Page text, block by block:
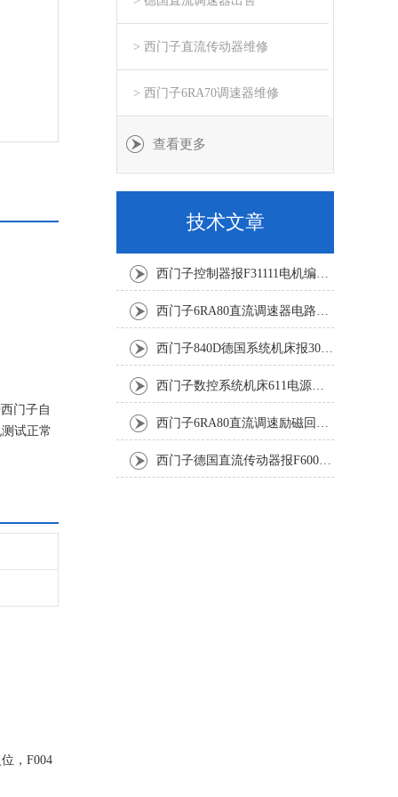
门子自
试正常
，F004
> 西门子直流传动器维修
> 西门子6RA70调速器维修
查看更多
技术文章
西门子控制器报F31111电机编码器坏修复解决
西门子6RA80直流调速器电路板坏销售修理单位
西门子840D德国系统机床报300501修复解决
西门子数控系统机床611电源模块灯不显示修复解决
西门子6RA80直流调速励磁回路坏报F60005修复排除
西门子德国直流传动器报F60067高温报警修复排除方法